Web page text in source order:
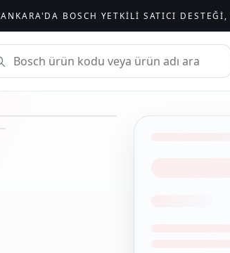
ANKARA'DA BOSCH YETKILI SATICI